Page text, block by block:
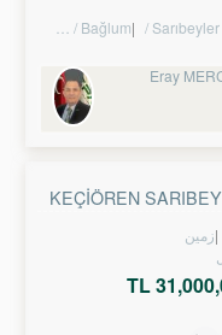
/ Bağlum / Sarıbeyler
Eray
KEÇİÖREN
زمین